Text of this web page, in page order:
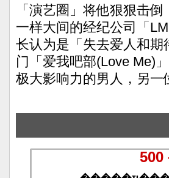
「演艺圈」将他狠狠击
一样大间的经纪公司「
长认为是「失去爱人和
门「爱我吧部(Love Me)
极大影响力的男人，另